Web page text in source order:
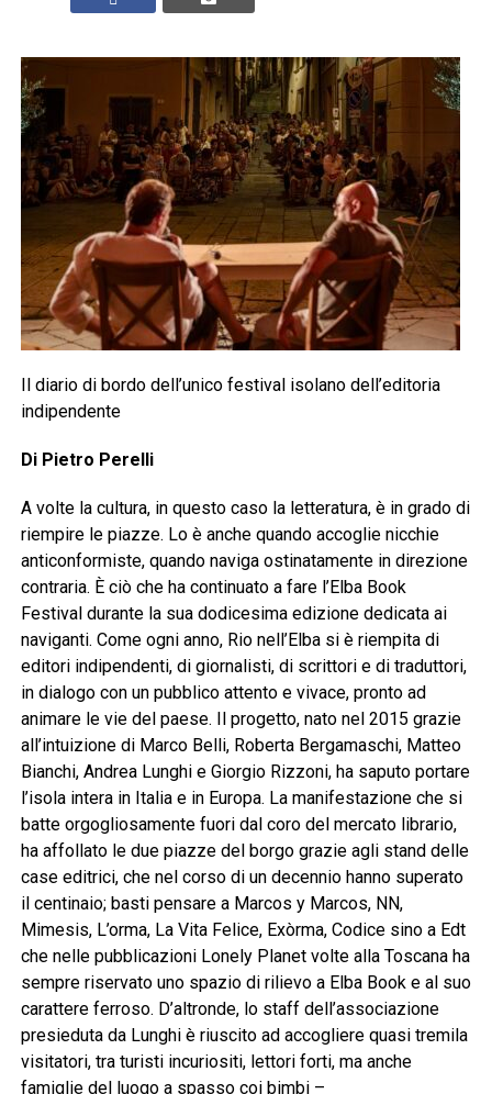
Il diario di bordo dell’unico festival isolano dell’editoria
indipendente
Di Pietro Perelli
A volte la cultura, in questo caso la letteratura, è in grado di
riempire le piazze. Lo è anche quando accoglie nicchie
anticonformiste, quando naviga ostinatamente in direzione
contraria. È ciò che ha continuato a fare l’Elba Book
Festival durante la sua dodicesima edizione dedicata ai
naviganti. Come ogni anno, Rio nell’Elba si è riempita di
editori indipendenti, di giornalisti, di scrittori e di traduttori,
in dialogo con un pubblico attento e vivace, pronto ad
animare le vie del paese. Il progetto, nato nel 2015 grazie
all’intuizione di Marco Belli, Roberta Bergamaschi, Matteo
Bianchi, Andrea Lunghi e Giorgio Rizzoni, ha saputo portare
l’isola intera in Italia e in Europa. La manifestazione che si
batte orgogliosamente fuori dal coro del mercato librario,
ha affollato le due piazze del borgo grazie agli stand delle
case editrici, che nel corso di un decennio hanno superato
il centinaio; basti pensare a Marcos y Marcos, NN,
Mimesis, L’orma, La Vita Felice, Exòrma, Codice sino a Edt
che nelle pubblicazioni Lonely Planet volte alla Toscana ha
sempre riservato uno spazio di rilievo a Elba Book e al suo
carattere ferroso. D’altronde, lo staff dell’associazione
presieduta da Lunghi è riuscito ad accogliere quasi tremila
visitatori, tra turisti incuriositi, lettori forti, ma anche
famiglie del luogo a spasso coi bimbi –